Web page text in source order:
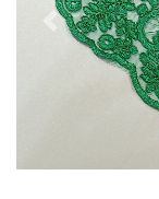
Previous